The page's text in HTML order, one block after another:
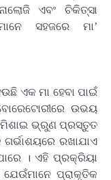
ଏବଂ ଚିକିତ୍ସା
ସହଜରେ ମା’
ଏକ ମା ହେବା ପାଇଁ
ଉଭୟ
ମିଶାଇ ଭ୍ରୁଣ ପ୍ରସ୍ତୁତ
ରଖାଯାଏ
। ଏହି ପ୍ରକ୍ରିୟା
ପ୍ରାକୃତିକ